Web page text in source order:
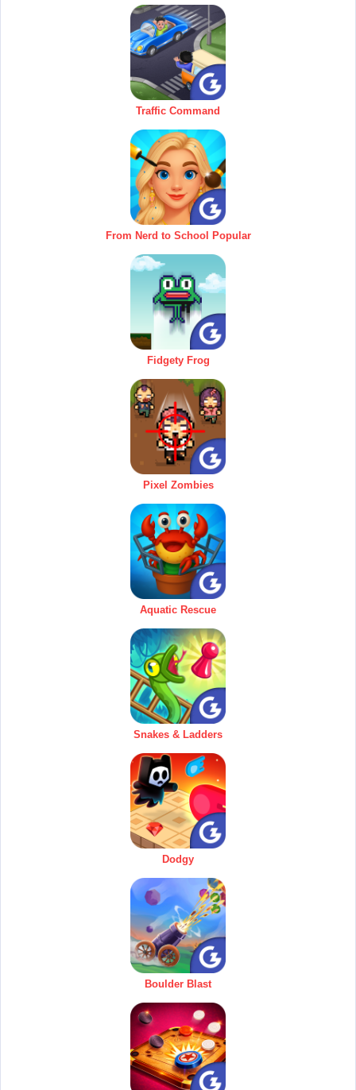
Traffic Command
From Nerd to School Popular
Fidgety Frog
Pixel Zombies
Aquatic Rescue
Snakes & Ladders
Dodgy
Boulder Blast